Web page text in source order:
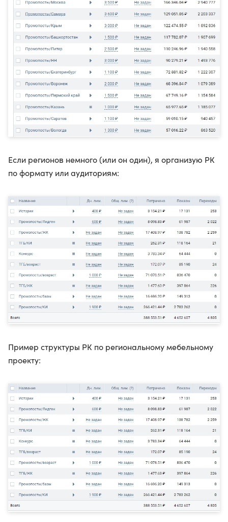
Если регионов немного (или он один), я организую РК
по формату или аудиториям:
Пример структуры РК по региональному мебельному
проекту: